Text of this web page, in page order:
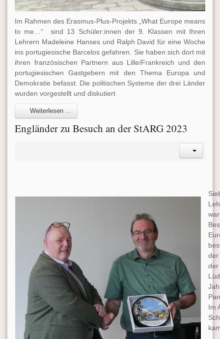
Im Rahmen des Erasmus-Plus-Projekts „What Europe means
to me…“ sind 13 Schüler:innen der 9. Klassen mit Ihren
Lehrern Madeleine Hanses und Ralph David für eine Woche
ins portugiesische Barcelos gefahren. Sie haben sich dort mit
ihren französischen Partnern aus Lille/Frankreich und den
portugiesischen Gastgebern mit den Thema Europa und
Demokratie befasst. Die politischen Systeme der drei Länder
wurden vorgestellt und diskutiert
Weiterlesen ...
Engländer zu Besuch an der StARG 2023
der
der
Im